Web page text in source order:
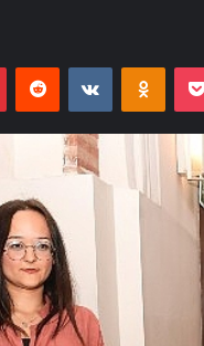
PinterestReddit VKontakte